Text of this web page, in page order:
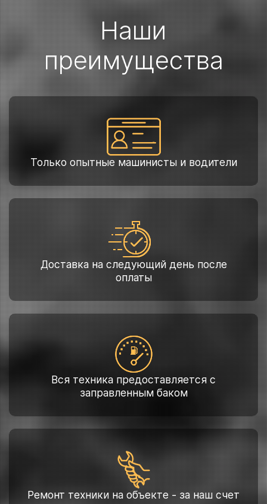
Наши
преимущества
Только опытные машинисты и водители
Доставка на следующий день после
оплаты
Вся техника предоставляется с
заправленным баком
Ремонт техники на объекте - за наш счет